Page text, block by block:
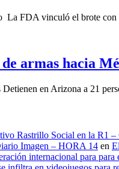
La FDA vinculó el brote
armas hacia
en Arizona a 21
Rastrillo Social en la R1
Imagen – HORA 14 en
internacional para para